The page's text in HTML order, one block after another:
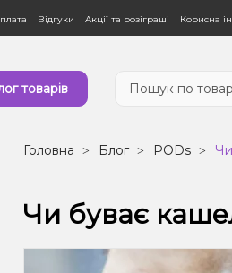
Відгуки Акції та розіграші Корисна
товарів
Головна Блог PODs
Чи буває